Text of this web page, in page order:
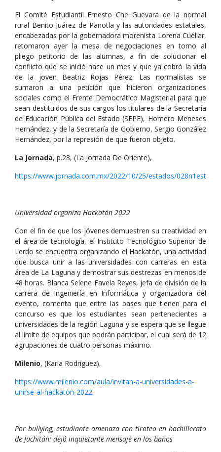
El Comité Estudiantil Ernesto Che Guevara de la normal
rural Benito Juárez de Panotla y las autoridades estatales,
encabezadas por la gobernadora morenista Lorena Cuéllar,
retomaron ayer la mesa de negociaciones en torno al
pliego petitorio de las alumnas, a fin de solucionar el
conflicto que se inició hace un mes y que ya cobró la vida
de la joven Beatriz Rojas Pérez. Las normalistas se
sumaron a una petición que hicieron organizaciones
sociales como el Frente Democrático Magisterial para que
sean destituidos de sus cargos los titulares de la Secretaría
de Educación Pública del Estado (SEPE), Homero Meneses
Hernández, y de la Secretaría de Gobierno, Sergio González
Hernández, por la represión de que fueron objeto.
La Jornada, p.28, (La Jornada De Oriente),
https://www.jornada.com.mx/2022/10/25/estados/028n1est
Universidad organiza Hackatón 2022
Con el fin de que los jóvenes demuestren su creatividad en
el área de tecnología, el Instituto Tecnológico Superior de
Lerdo se encuentra organizando el Hackatón, una actividad
que busca unir a las universidades con carreras en esta
área de La Laguna y demostrar sus destrezas en menos de
48 horas. Blanca Selene Favela Reyes, jefa de división de la
carrera de Ingeniería en Informática y organizadora del
evento, comenta que entre las bases que tienen para el
concurso es que los estudiantes sean pertenecientes a
universidades de la región Laguna y se espera que se llegue
al límite de equipos que podrán participar, el cual será de 12
agrupaciones de cuatro personas máximo.
Milenio, (Karla Rodríguez),
https://www.milenio.com/aula/invitan-a-universidades-a-
unirse-al-hackaton-2022
Por bullying, estudiante amenaza con tiroteo en bachillerato
de Juchitán: dejó inquietante mensaje en los baños